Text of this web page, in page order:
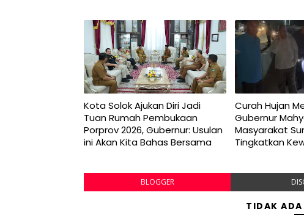
Kota Solok Ajukan Diri Jadi
Tuan Rumah Pembukaan
Porprov 2026, Gubernur: Usulan
ini Akan Kita Bahas Bersama
Curah Hujan
Gubernur
Masyarakat
Tingkatkan
BLOGGER
TIDAK